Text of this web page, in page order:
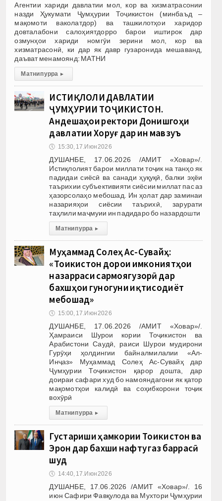
Агентии хариди давлатии мол, кор ва хизматрасонии
назди Ҳукумати Ҷумҳурии Тоҷикистон (минбаъд –
мақомоти ваколатдор) ва ташкилотҳои харидор
довталабони салоҳиятдорро барои иштирок дар
озмунҳои хариди номгӯи зерини мол, кор ва
хизматрасонӣ, ки дар як давр гузаронида мешаванд,
даъват менамоянд: МАТНИ
Матни пурра ▸
ИСТИҚЛОЛИ ДАВЛАТИИ
ҶУМҲУРИИ ТОҶИКИСТОН.
Андешаҳои ректори Донишгоҳи
давлатии Хоруғ дар ин мавзуъ
🕔 15:30, 17.Июн 2026
ДУШАНБЕ, 17.06.2026 /АМИТ «Ховар»/.
Истиқлолият барои миллати тоҷик на танҳо як
падидаи сиёсӣ ва санади ҳуқуқӣ, балки эҳёи
таърихии субъективияти сиёсии миллат пас аз
ҳазорсолаҳо мебошад. Ин ҳолат дар заминаи
назарияҳои сиёсии таърихӣ, зарурати
таҳлили маҷмуии ин падидаро бо назардошти
Матни пурра ▸
Муҳаммад Солеҳ Ас-Сувайҳ:
«Тоҷикистон дорои имкониятҳои
назарраси сармоягузорӣ дар
бахшҳои гуногуни иқтисодиёт
мебошад»
🕔 15:00, 17.Июн 2026
ДУШАНБЕ, 17.06.2026 /АМИТ «Ховар»/.
Ҳамраиси Шурои кории Тоҷикистон ва
Арабистони Саудӣ, раиси Шурои мудирони
Гурӯҳи ҳолдингии байналмилалии «Ал-
Инҷаз» Муҳаммад Солеҳ Ас-Сувайҳ дар
Ҷумҳурии Тоҷикистон қарор дошта, дар
доираи сафари худ бо намояндагони як қатор
мақомотҳои калидӣ ва соҳибкорони тоҷик
вохӯрӣ
Матни пурра ▸
Густариши ҳамкории Тоҷикистон ва
Эрон дар бахши нафту газ баррасӣ
шуд
🕔 14:40, 17.Июн 2026
ДУШАНБЕ, 17.06.2026 /АМИТ «Ховар»/. 16
июн Сафири Фавқулода ва Мухтори Ҷумҳурии